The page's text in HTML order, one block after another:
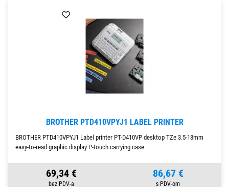
BROTHER PTD410VPYJ1 LABEL PRINTER
BROTHER PTD410VPYJ1 Label printer PT-D410VP desktop TZe 3.5-18mm
easy-to-read graphic display P-touch carrying case
69,34 € 86,67 €